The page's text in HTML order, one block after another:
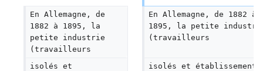
En Allemagne, de
1882 à 1895, la
petite industrie
(travailleurs
En Allemagne, de 1882 à
1895, la petite
(travailleurs
isolés et
isolés et